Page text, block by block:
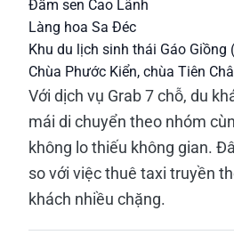
Đầm sen Cao Lãnh
Làng hoa Sa Đéc
Khu du lịch sinh thái Gáo Giồng
Chùa Phước Kiển, chùa Tiên
Với dịch vụ Grab 7 chỗ, du
mái di chuyển theo nhóm
không lo thiếu không gian.
so với việc thuê taxi truyền
khách nhiều chặng.